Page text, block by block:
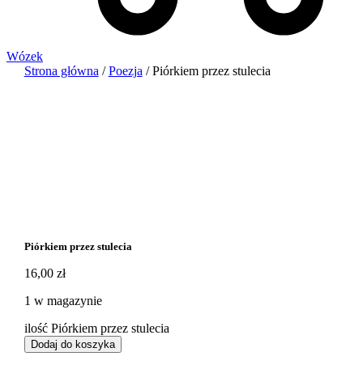
Wózek
Strona główna /Poezja / Piórkiem przez stulecia
Piórkiem przez stulecia
16,00 zł
1 w magazynie
ilość Piórkiem przez stulecia
Dodaj do koszyka